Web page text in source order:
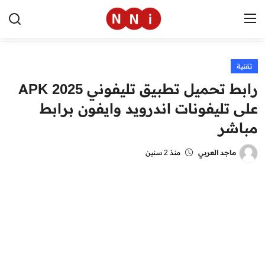
الرئيسية
اخبار مصر
العالم
الرياضة
تقنية
رابط تحميل تطبيق تليفوني 2025 APK
على تليفونات اندرويد وايفون برابط
مباشر
ماجد العربي منذ 2 سنين